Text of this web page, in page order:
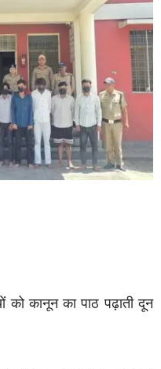
को कानून का पाठ पढ़ाती दून